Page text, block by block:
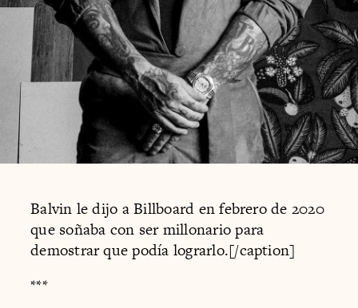
Balvin le dijo a Billboard en febrero de 2020
que soñaba con ser millonario para
demostrar que podía lograrlo.[/caption]
***